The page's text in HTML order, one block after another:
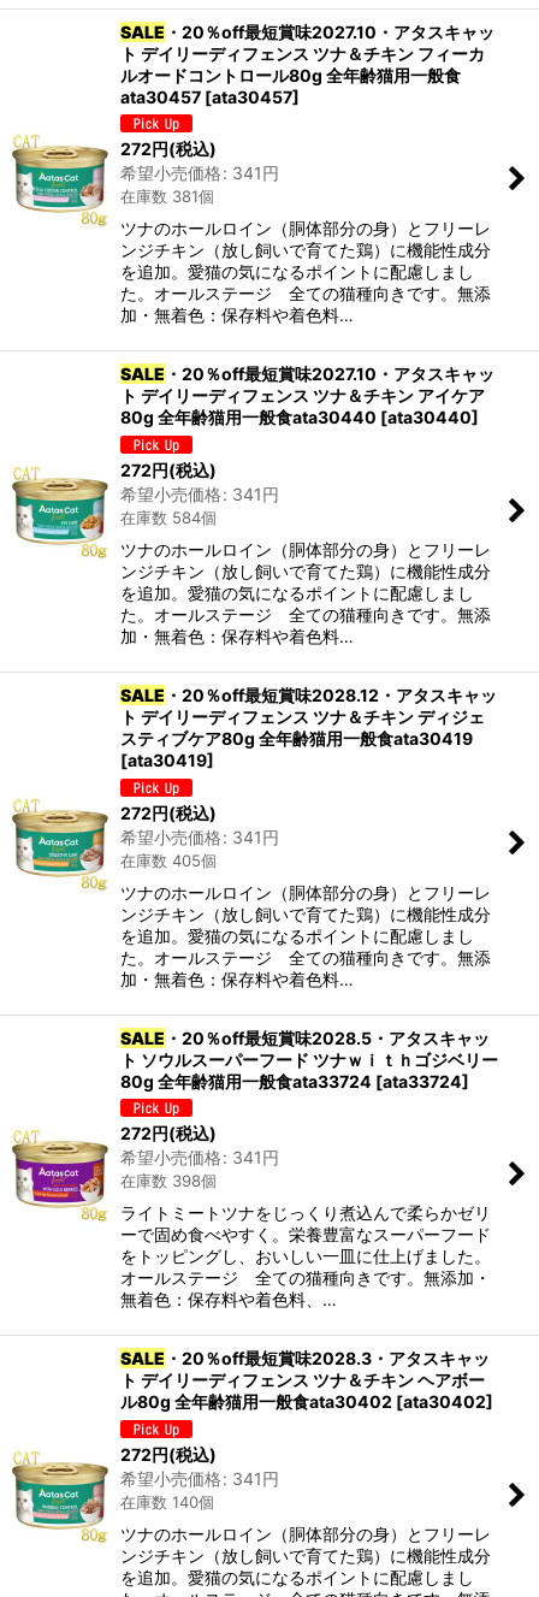
SALE ・20％off最短賞味2027.10・アタスキャッ
ト デイリーディフェンス ツナ＆チキン フィーカ
ルオードコントロール80g 全年齢猫用一般食
ata30457 [ata30457]
272円(税込)
希望小売価格: 341円
在庫数 381個
ツナのホールロイン（胴体部分の身）とフリーレ
ンジチキン（放し飼いで育てた鶏）に機能性成分
を追加。愛猫の気になるポイントに配慮しまし
た。オールステージ 全ての猫種向きです。無添
加・無着色：保存料や着色料…
SALE ・20％off最短賞味2027.10・アタスキャッ
ト デイリーディフェンス ツナ＆チキン アイケア
80g 全年齢猫用一般食ata30440 [ata30440]
272円(税込)
希望小売価格: 341円
在庫数 584個
ツナのホールロイン（胴体部分の身）とフリーレ
ンジチキン（放し飼いで育てた鶏）に機能性成分
を追加。愛猫の気になるポイントに配慮しまし
た。オールステージ 全ての猫種向きです。無添
加・無着色：保存料や着色料…
SALE ・20％off最短賞味2028.12・アタスキャッ
ト デイリーディフェンス ツナ＆チキン ディジェ
スティブケア80g 全年齢猫用一般食ata30419
[ata30419]
272円(税込)
希望小売価格: 341円
在庫数 405個
ツナのホールロイン（胴体部分の身）とフリーレ
ンジチキン（放し飼いで育てた鶏）に機能性成分
を追加。愛猫の気になるポイントに配慮しまし
た。オールステージ 全ての猫種向きです。無添
加・無着色：保存料や着色料…
SALE ・20％off最短賞味2028.5・アタスキャッ
ト ソウルスーパーフード ツナｗｉｔｈゴジベリー
80g 全年齢猫用一般食ata33724 [ata33724]
272円(税込)
希望小売価格: 341円
在庫数 398個
ライトミートツナをじっくり煮込んで柔らかゼリ
ーで固め食べやすく。栄養豊富なスーパーフード
をトッピングし、おいしい一皿に仕上げました。
オールステージ 全ての猫種向きです。無添加・
無着色：保存料や着色料、…
SALE ・20％off最短賞味2028.3・アタスキャッ
ト デイリーディフェンス ツナ＆チキン ヘアボー
ル80g 全年齢猫用一般食ata30402 [ata30402]
272円(税込)
希望小売価格: 341円
在庫数 140個
ツナのホールロイン（胴体部分の身）とフリーレ
ンジチキン（放し飼いで育てた鶏）に機能性成分
を追加。愛猫の気になるポイントに配慮しまし